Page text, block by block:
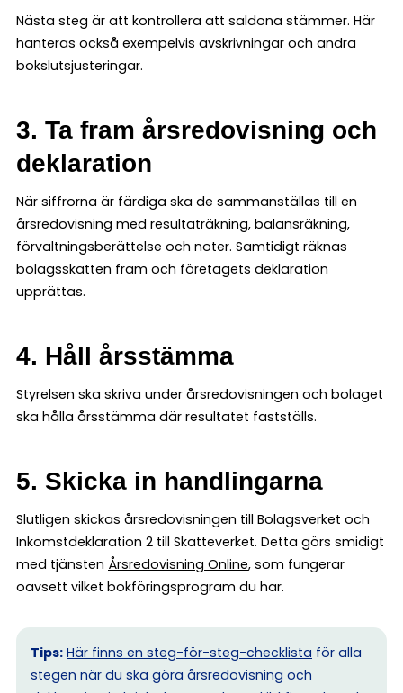
Nästa steg är att kontrollera att saldona stämmer. Här
hanteras också exempelvis avskrivningar och andra
bokslutsjusteringar.
3. Ta fram årsredovisning och
deklaration
När siffrorna är färdiga ska de sammanställas till en
årsredovisning med resultaträkning, balansräkning,
förvaltningsberättelse och noter. Samtidigt räknas
bolagsskatten fram och företagets deklaration
upprättas.
4. Håll årsstämma
Styrelsen ska skriva under årsredovisningen och bolaget
ska hålla årsstämma där resultatet fastställs.
5. Skicka in handlingarna
Slutligen skickas årsredovisningen till Bolagsverket och
Inkomstdeklaration 2 till Skatteverket. Detta görs smidigt
med tjänsten Årsredovisning Online, som fungerar
oavsett vilket bokföringsprogram du har.
Tips: Här finns en steg-för-steg-checklista för alla
stegen när du ska göra årsredovisning och